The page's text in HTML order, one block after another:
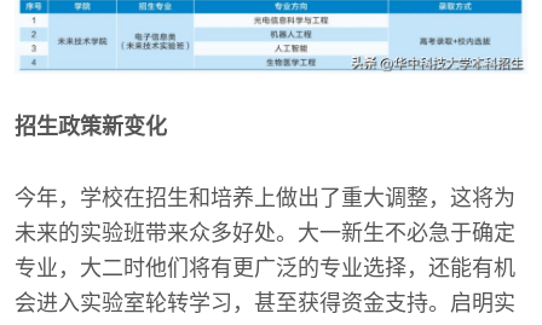
招生政策新变化
今年，学校在招生和培养上做出了重大调整，这将为
未来的实验班带来众多好处。大一新生不必急于确定
专业，大二时他们将有更广泛的专业选择，还能有机
会进入实验室轮转学习，甚至获得资金支持。启明实